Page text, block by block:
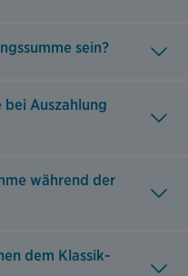
sein?
bei Auszahlung
während der
dem Klassik-